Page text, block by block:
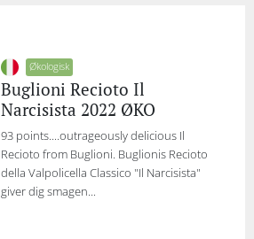
Økologisk
Buglioni Recioto Il
Narcisista 2022 ØKO
93 points....outrageously delicious Il
Recioto from Buglioni. Buglionis Recioto
della Valpolicella Classico "Il Narcisista"
giver dig smagen...